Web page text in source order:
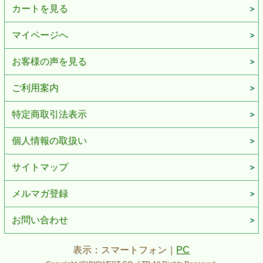
カートを見る
マイページへ
お客様の声を見る
ご利用案内
特定商取引法表示
個人情報の取扱い
サイトマップ
メルマガ登録
お問い合わせ
表示：スマートフォン｜ PC